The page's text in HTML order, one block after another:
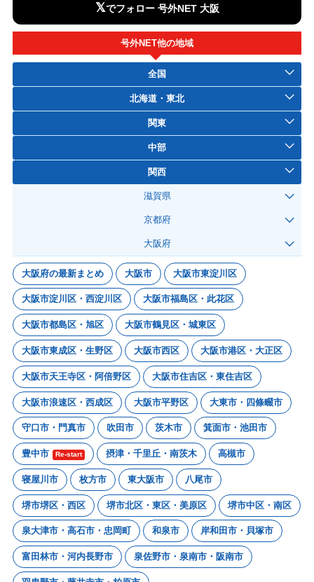
𝕏でフォロー 号外NET 大阪
号外NET他の地域
全国
北海道・東北
関東
中部
関西
滋賀県
京都府
大阪府
大阪府の最新まとめ 大阪市 大阪市東淀川区
大阪市淀川区・西淀川区 大阪市福島区・此花区
大阪市都島区・旭区 大阪市鶴見区・城東区
大阪市東成区・生野区 大阪市西区 大阪市港区・大正区
大阪市天王寺区・阿倍野区 大阪市住吉区・東住吉区
大阪市浪速区・西成区 大阪市平野区 大東市・四條畷市
守口市・門真市 吹田市 茨木市 箕面市・池田市
豊中市 Re-start 摂津・千里丘・南茨木 高槻市
寝屋川市 枚方市 東大阪市 八尾市
堺市堺区・西区 堺市北区・東区・美原区 堺市中区・南区
泉大津市・高石市・忠岡町 和泉市 岸和田市・貝塚市
富田林市・河内長野市 泉佐野市・泉南市・阪南市